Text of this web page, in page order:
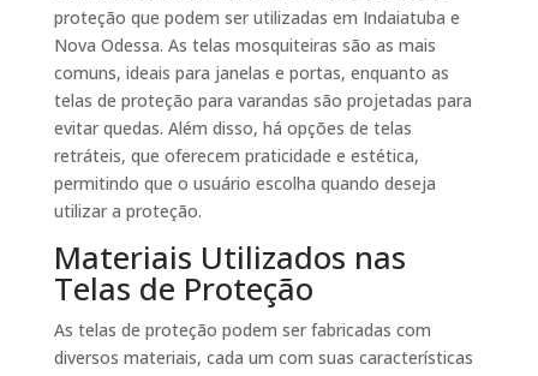
proteção que podem ser utilizadas em Indaiatuba e
Nova Odessa. As telas mosquiteiras são as mais
comuns, ideais para janelas e portas, enquanto as
telas de proteção para varandas são projetadas para
evitar quedas. Além disso, há opções de telas
retráteis, que oferecem praticidade e estética,
permitindo que o usuário escolha quando deseja
utilizar a proteção.
Materiais Utilizados nas
Telas de Proteção
As telas de proteção podem ser fabricadas com
diversos materiais, cada um com suas características